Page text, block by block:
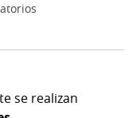
se realizan